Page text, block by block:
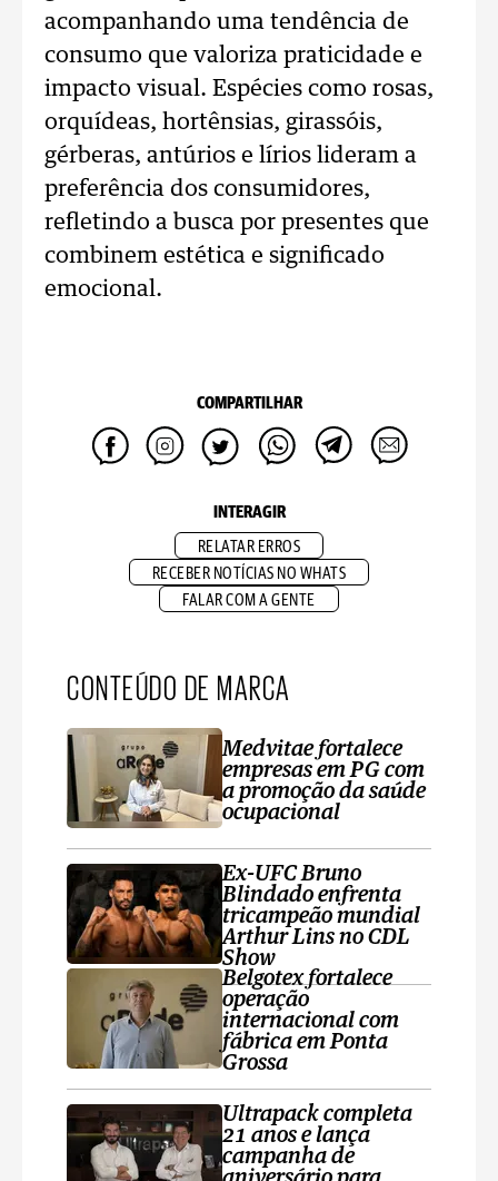
acompanhando uma tendência de
consumo que valoriza praticidade e
impacto visual. Espécies como rosas,
orquídeas, hortênsias, girassóis,
gérberas, antúrios e lírios lideram a
preferência dos consumidores,
refletindo a busca por presentes que
combinem estética e significado
emocional.
COMPARTILHAR
INTERAGIR
RELATAR ERROS
RECEBER NOTÍCIAS NO WHATS
FALAR COM A GENTE
CONTEÚDO DE MARCA
Medvitae fortalece
empresas em PG com
a promoção da saúde
ocupacional
Ex-UFC Bruno
Blindado enfrenta
tricampeão mundial
Arthur Lins no CDL
Show
Belgotex fortalece
operação
internacional com
fábrica em Ponta
Grossa
Ultrapack completa
21 anos e lança
campanha de